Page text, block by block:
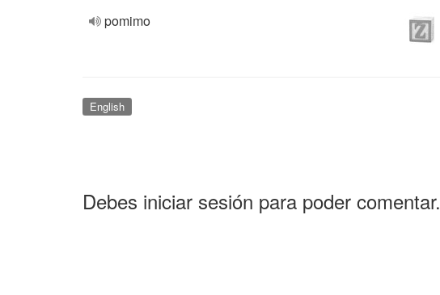
pomimo
English
Debes iniciar sesión para poder comentar.